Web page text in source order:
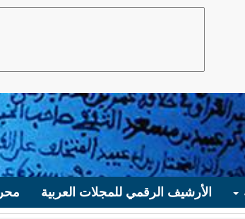
الأرشيف الرقمي للمجلات العربية